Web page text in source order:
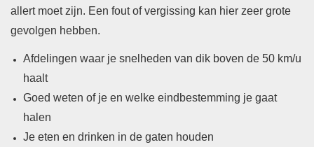
allert moet zijn. Een fout of vergissing kan hier zeer grote
gevolgen hebben.
Afdelingen waar je snelheden van dik boven de 50 km/u
haalt
Goed weten of je en welke eindbestemming je gaat
halen
Je eten en drinken in de gaten houden